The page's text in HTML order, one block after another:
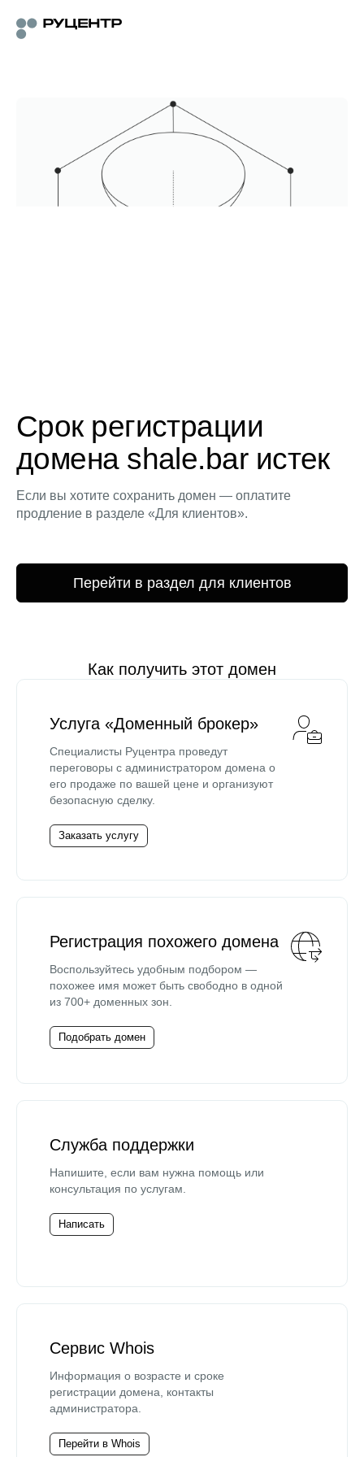
Срок регистрации
домена shale.bar истек
Если вы хотите сохранить домен — оплатите
продление в разделе «Для клиентов».
Перейти в раздел для клиентов
Как получить этот домен
Услуга «Доменный брокер»
Специалисты Руцентра проведут
переговоры с администратором домена о
его продаже по вашей цене и организуют
безопасную сделку.
Заказать услугу
Регистрация похожего домена
Воспользуйтесь удобным подбором —
похожее имя может быть свободно в одной
из 700+ доменных зон.
Подобрать домен
Служба поддержки
Напишите, если вам нужна помощь или
консультация по услугам.
Написать
Сервис Whois
Информация о возрасте и сроке
регистрации домена, контакты
администратора.
Перейти в Whois